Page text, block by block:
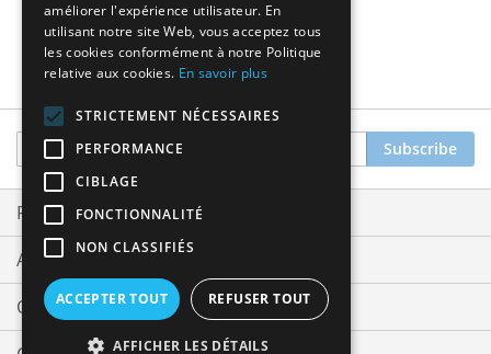
Sign
Up
for
Our
Newsletter:
Subscribe
Privacy and Cookie Policy
Advanced Search
Orders and Returns
améliorer l'expérience utilisateur. En
utilisant notre site Web, vous acceptez tous
les cookies conformément à notre Politique
relative aux cookies. En savoir plus
STRICTEMENT NÉCESSAIRES
PERFORMANCE
CIBLAGE
FONCTIONNALITÉ
NON CLASSIFIÉS
ACCEPTER TOUT REFUSER TOUT
AFFICHER LES DÉTAILS